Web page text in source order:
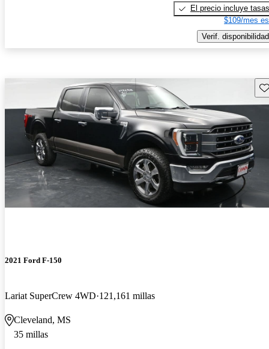
El precio incluye tasas
$109/mes
Verif. disponibilidad
2021 Ford F-150
Lariat SuperCrew 4WD 121,161 millas
Cleveland, MS
35 millas